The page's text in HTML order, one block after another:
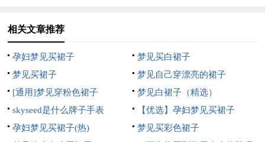
相关文章推荐
孕妇梦见买裙子
梦见买白裙子
梦见买裙子
梦见自己穿漂亮的裙子
[通用]梦见穿粉色裙子
梦见白裙子（精选）
skyseed是什么牌子手表
【优选】孕妇梦见买裙子
孕妇梦见买裙子(热)
梦见买彩色裙子